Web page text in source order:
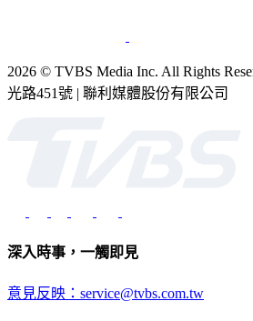
2026 © TVBS Media Inc. All Rights
光路451號 | 聯利媒體股份有限公司
深入時事，一觸即見
意見反映：service@tvbs.com.tw